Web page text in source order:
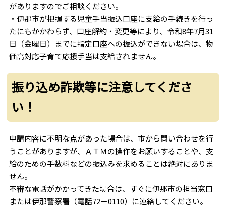
がありますのでご相談ください。
・伊那市が把握する児童手当振込口座に支給の手続きを行っ
たにもかかわらず、口座解約・変更等により、令和8年7月31
日（金曜日）までに指定口座への振込ができない場合は、物
価高対応子育て応援手当は支給されません。
振り込め詐欺等に注意してくださ
い！
申請内容に不明な点があった場合は、市から問い合わせを行
うことがありますが、ＡＴＭの操作をお願いすることや、支
給のための手数料などの振込みを求めることは絶対にありま
せん。
不審な電話がかかってきた場合は、すぐに伊那市の担当窓口
または伊那警察署（電話72－0110）に連絡してください。